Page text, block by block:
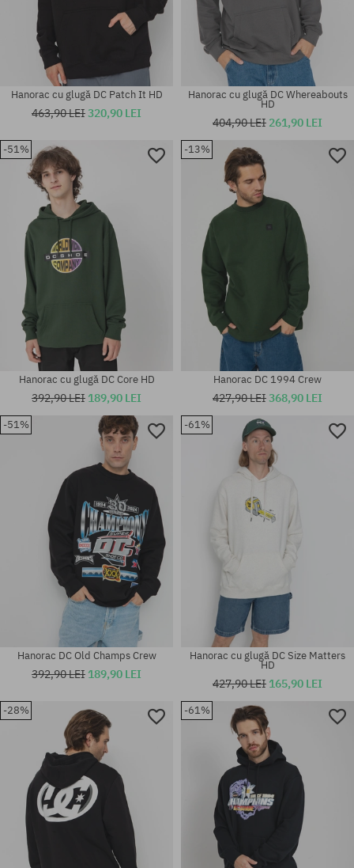
Mărimi existente:
M; L; XL
Mărimi existente:
M; L; XL
Hanorac cu glugă DC Patch It HD
463,90 LEI320,90 LEI
Mărimi existente:
Hanorac cu glugă DC Whereabouts
HD
404,90 LEI 261,90 LEI
-51%
Mărimi existente:
Hanorac cu glugă DC Core HD
392,90 LEI 189,90 LEI
-13%
Mărimi existente:
Hanorac DC 1994 Crew
427,90 LEI368,90 LEI
-51%
Hanorac DC Old Champs Crew
392,90 LEI 189,90 LEI
-61%
Hanorac cu glugă DC Size Matters
HD
427,90 LEI 165,90 LEI
-28% -61%